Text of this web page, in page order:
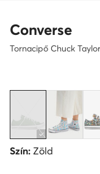
Converse
Tornacipő Chuck
Szín: Zöld